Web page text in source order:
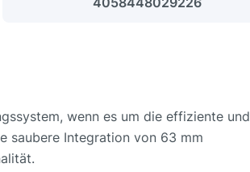
wenn es um die effiziente und
saubere Integration von 63 mm